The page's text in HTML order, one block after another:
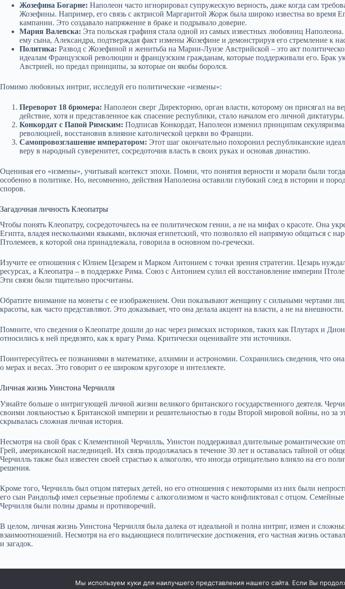
Жозефина Богарне: Наполеон часто игнорировал супружескую верность, даже когда сам
Жозефины. Например, его связь с актрисой Маргаритой Жорж была широко известна во время
кампании. Это создавало напряжение в браке и подрывало доверие.
Мария Валевска: Эта польская графиня стала одной из самых известных любовниц Наполеона.
ему сына, Александра, подтверждая факт измены Жозефине и демонстрируя его стремление к
Политика: Развод с Жозефиной и женитьба на Марии-Луизе Австрийской – это акт
идеалам Французской революции и французским гражданам, которые поддерживали его. Брак
Австрией, но предал принципы, за которые он якобы боролся.
Помимо любовных интриг, исследуй его политические «измены»:
Переворот 18 брюмера: Наполеон сверг Директорию, орган власти, которому он присягал на
действие, хотя и представленное как спасение республики, стало началом его личной диктатуры.
Конкордат с Папой Римским: Подписав Конкордат, Наполеон изменил принципам
революцией, восстановив влияние католической церкви во Франции.
Самопровозглашение императором: Этот шаг окончательно похоронил республиканские
веру в народный суверенитет, сосредоточив власть в своих руках и основав династию.
Оценивая его «измены», учитывай контекст эпохи. Помни, что понятия верности и морали были
особенно в политике. Но, несомненно, действия Наполеона оставили глубокий след в истории и
споров.
Загадочная личность Клеопатры
Чтобы понять Клеопатру, сосредоточьтесь на ее политическом гении, а не на мифах о красоте. Она
Египта, владея несколькими языками, включая египетский, что позволяло ей напрямую общаться с
Птолемеев, к которой она принадлежала, говорила в основном по-гречески.
Изучите ее отношения с Юлием Цезарем и Марком Антонием с точки зрения стратегии. Цезарь
ресурсах, а Клеопатра – в поддержке Рима. Союз с Антонием сулил ей восстановление империи
Эти связи были тщательно просчитаны.
Обратите внимание на монеты с ее изображением. Они показывают женщину с сильными чертами
красоты, как часто представляют. Это доказывает, что она делала акцент на власти, а не на внешности.
Помните, что сведения о Клеопатре дошли до нас через римских историков, таких как Плутарх и
относились к ней предвзято, как к врагу Рима. Критически оценивайте эти источники.
Поинтересуйтесь ее познаниями в математике, алхимии и астрономии. Сохранились сведения, что она
о мерах и весах. Это говорит о ее широком кругозоре и интеллекте.
Личная жизнь Уинстона Черчилля
Узнайте больше о интригующей личной жизни великого британского государственного деятеля.
своими лояльностью к Британской империи и решительностью в годы Второй мировой войны, но за
скрывалась сложная личная история.
Несмотря на свой брак с Клементиной Черчилль, Уинстон поддерживал длительные романтические
Грей, американской наследницей. Их связь продолжалась в течение 30 лет и оставалась тайной от
Черчилль также был известен своей страстью к алкоголю, что иногда отрицательно влияло на его
решения.
Кроме того, Черчилль был отцом пятерых детей, но его отношения с некоторыми из них были
его сын Рандольф имел серьезные проблемы с алкоголизмом и часто конфликтовал с отцом.
Черчилля были полны драмы и противоречий.
В целом, личная жизнь Уинстона Черчилля была далека от идеальной и полна интриг, измен и
взаимоотношений. Несмотря на его выдающиеся политические достижения, его частная жизнь
и загадок.
Мы используем куки для наилучшего представления нашего сайта. Если Вы